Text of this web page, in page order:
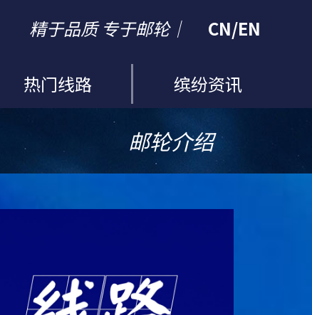
精于品质 专于邮轮｜ CN/EN
热门线路 缤纷资讯
邮轮介绍